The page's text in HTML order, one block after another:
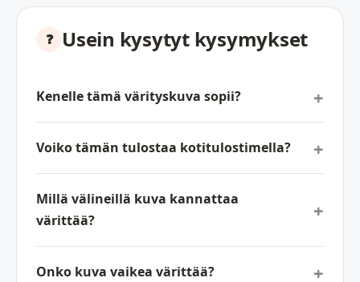
Usein kysytyt kysymykset
Kenelle tämä värityskuva sopii?
Voiko tämän tulostaa kotitulostimella?
Millä välineillä kuva kannattaa
värittää?
Onko kuva vaikea värittää?